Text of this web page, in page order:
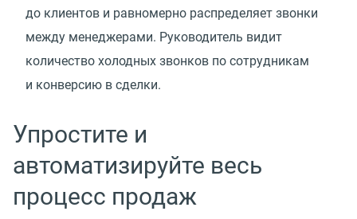
до клиентов и равномерно распределяет звонки
между менеджерами. Руководитель видит
количество холодных звонков по сотрудникам
и конверсию в сделки.
Упростите и
автоматизируйте весь
процесс продаж